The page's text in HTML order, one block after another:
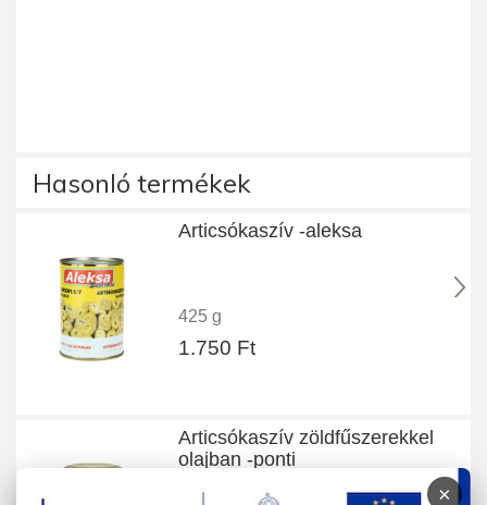
Hasonló termékek
Articsókaszív -aleksa
425 g
1.750 Ft
Articsókaszív zöldfűszerekkel
olajban -ponti
×